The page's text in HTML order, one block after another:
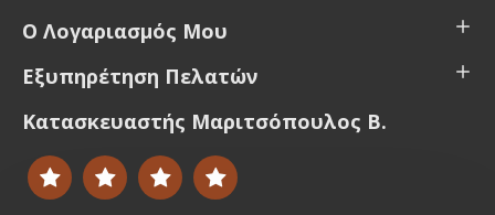
Ο Λογαριασμός Μου
Εξυπηρέτηση Πελατών
Κατασκευαστής Μαριτσόπουλος Β.